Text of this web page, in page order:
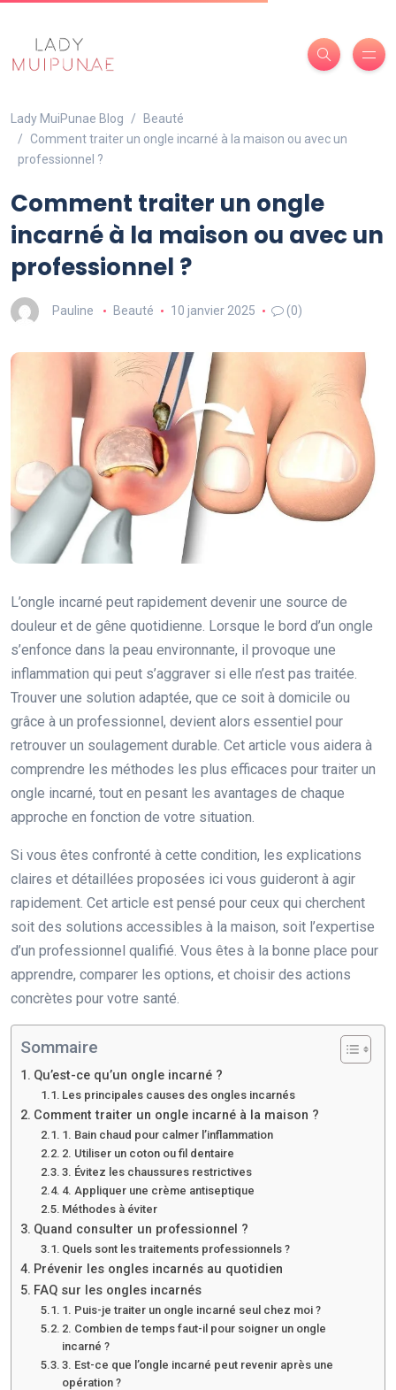
Lady MuiPunae Blog
Beauté
Comment traiter un ongle incarné à la maison ou avec un
professionnel ?
Comment traiter un ongle
incarné à la maison ou avec un
professionnel ?
Pauline Beauté 10 janvier 2025 (0)
L’ongle incarné peut rapidement devenir une source de
douleur et de gêne quotidienne. Lorsque le bord d’un ongle
s’enfonce dans la peau environnante, il provoque une
inflammation qui peut s’aggraver si elle n’est pas traitée.
Trouver une solution adaptée, que ce soit à domicile ou
grâce à un professionnel, devient alors essentiel pour
retrouver un soulagement durable. Cet article vous aidera à
comprendre les méthodes les plus efficaces pour traiter un
ongle incarné, tout en pesant les avantages de chaque
approche en fonction de votre situation.
Si vous êtes confronté à cette condition, les explications
claires et détaillées proposées ici vous guideront à agir
rapidement. Cet article est pensé pour ceux qui cherchent
soit des solutions accessibles à la maison, soit l’expertise
d’un professionnel qualifié. Vous êtes à la bonne place pour
apprendre, comparer les options, et choisir des actions
concrètes pour votre santé.
Sommaire
Qu’est-ce qu’un ongle incarné ?
Les principales causes des ongles incarnés
Comment traiter un ongle incarné à la maison ?
1. Bain chaud pour calmer l’inflammation
2. Utiliser un coton ou fil dentaire
3. Évitez les chaussures restrictives
4. Appliquer une crème antiseptique
Méthodes à éviter
Quand consulter un professionnel ?
Quels sont les traitements professionnels ?
Prévenir les ongles incarnés au quotidien
FAQ sur les ongles incarnés
1. Puis-je traiter un ongle incarné seul chez moi ?
2. Combien de temps faut-il pour soigner un ongle
incarné ?
3. Est-ce que l’ongle incarné peut revenir après une
opération ?